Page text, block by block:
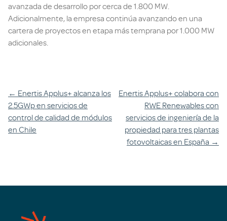
avanzada de desarrollo por cerca de 1.800 MW.
Adicionalmente, la empresa continúa avanzando en una
cartera de proyectos en etapa más temprana por 1.000 MW
adicionales.
Navegación
entre
artículos
← Enertis Applus+ alcanza los
2.5GWp en servicios de
control de calidad de módulos
en Chile
Enertis Applus+ colabora con
RWE Renewables con
servicios de ingeniería de la
propiedad para tres plantas
fotovoltaicas en España →